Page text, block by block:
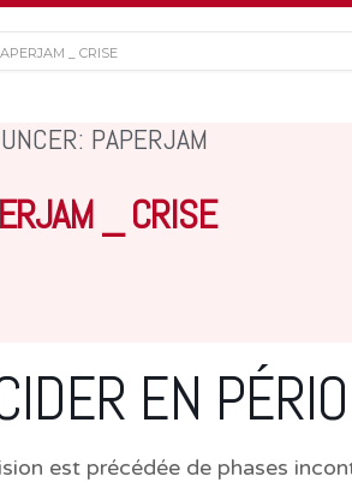
_ CRISE
PAPERJAM
_ CRISE
EN
est précédée de phases